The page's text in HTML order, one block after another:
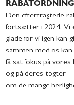
Den eftertragtede
fortsætter i 2024. Vi
glade for vi igen kan
sammen med os kan
få sat fokus på
og på deres togter
om de mange